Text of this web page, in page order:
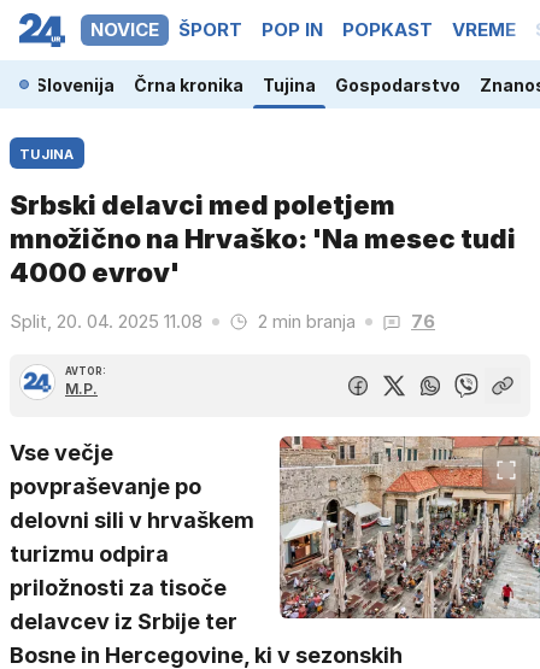
NOVICE ŠPORT POP IN POPKAST VREME
Slovenija Črna kronika Tujina Gospodarstvo
TUJINA
Srbski delavci med poletjem
množično na Hrvaško: 'Na mesec tudi
4000 evrov'
Split, 20. 04. 2025 11.08 2 min branja 76
AVTOR:
M.P.
Vse večje
povpraševanje po
delovni sili v hrvaškem
turizmu odpira
priložnosti za tisoče
delavcev iz Srbije ter
Bosne in Hercegovine, ki v sezonskih